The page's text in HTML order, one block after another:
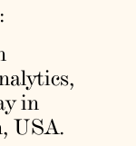
in
USA.